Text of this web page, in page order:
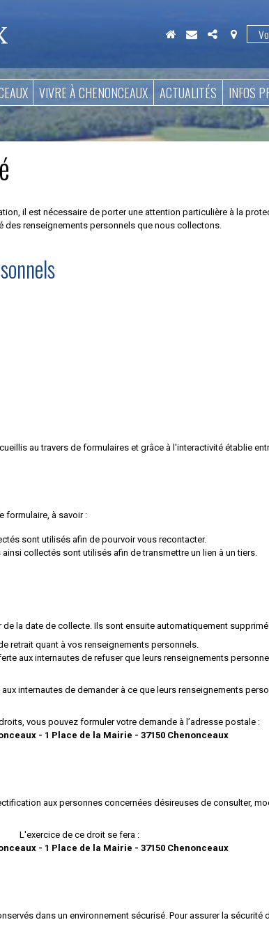
contenu
VIVRE À CHENONCEAUX ACTUALITÉS INFOS
il est nécessaire de porter une attention particulière à la
renseignements personnels que nous collectons.
au travers de formulaires et grâce à l'interactivité établie
formulaire, à savoir :
sont utilisés afin de pourvoir vous recontacter.
collectés sont utilisés afin de transmettre un lien à un tiers.
la date de collecte. Ils sont ensuite automatiquement
retrait quant à vos renseignements personnels.
aux internautes de refuser que leurs renseignements
internautes de demander à ce que leurs renseignements
vous pouvez formuler votre demande à l’adresse postale :
- 1 Place de la Mairie - 37150 Chenonceaux
aux personnes concernées désireuses de consulter,
L'exercice de ce droit se fera :
- 1 Place de la Mairie - 37150 Chenonceaux
dans un environnement sécurisé. Pour assurer la sécurité